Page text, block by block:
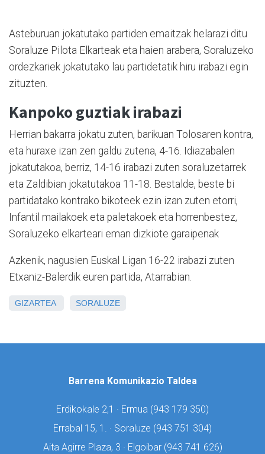
Asteburuan jokatutako partiden emaitzak helarazi ditu
Soraluze Pilota Elkarteak eta haien arabera, Soraluzeko
ordezkariek jokatutako lau partidetatik hiru irabazi egin
zituzten.
Kanpoko guztiak irabazi
Herrian bakarra jokatu zuten, barikuan Tolosaren kontra,
eta huraxe izan zen galdu zutena, 4-16. Idiazabalen
jokatutakoa, berriz, 14-16 irabazi zuten soraluzetarrek
eta Zaldibian jokatutakoa 11-18. Bestalde, beste bi
partidatako kontrako bikoteek ezin izan zuten etorri,
Infantil mailakoek eta paletakoek eta horrenbestez,
Soraluzeko elkarteari eman dizkiote garaipenak
Azkenik, nagusien Euskal Ligan 16-22 irabazi zuten
Etxaniz-Balerdik euren partida, Atarrabian.
GIZARTEA SORALUZE
Barrena Komunikazio Taldea
Erdikokale 2,1 · Ermua (943 179 350)
Errabal 15, 1. · Soraluze (943 751 304)
Aita Agirre Plaza, 3 · Elgoibar (943 741 626)